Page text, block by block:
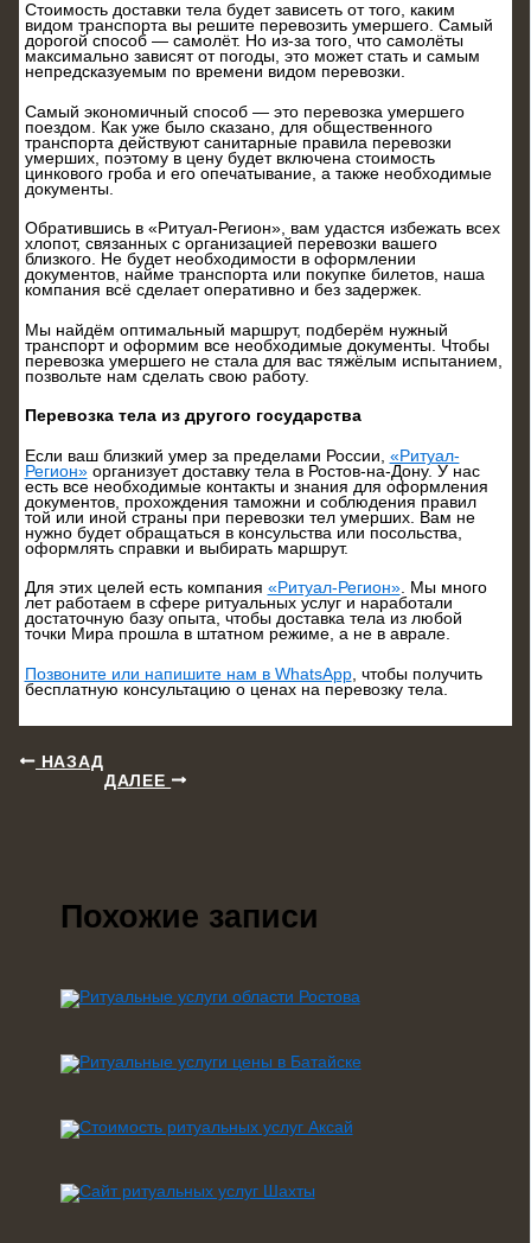
Стоимость доставки тела будет зависеть от того, каким
видом транспорта вы решите перевозить умершего. Самый
дорогой способ — самолёт. Но из-за того, что самолёты
максимально зависят от погоды, это может стать и самым
непредсказуемым по времени видом перевозки.
Самый экономичный способ — это перевозка умершего
поездом. Как уже было сказано, для общественного
транспорта действуют санитарные правила перевозки
умерших, поэтому в цену будет включена стоимость
цинкового гроба и его опечатывание, а также необходимые
документы.
Обратившись в «Ритуал-Регион», вам удастся избежать всех
хлопот, связанных с организацией перевозки вашего
близкого. Не будет необходимости в оформлении
документов, найме транспорта или покупке билетов, наша
компания всё сделает оперативно и без задержек.
Мы найдём оптимальный маршрут, подберём нужный
транспорт и оформим все необходимые документы. Чтобы
перевозка умершего не стала для вас тяжёлым испытанием,
позвольте нам сделать свою работу.
Перевозка тела из другого государства
Если ваш близкий умер за пределами России, «Ритуал-
Регион»организует доставку тела в Ростов-на-Дону. У нас
есть все необходимые контакты и знания для оформления
документов, прохождения таможни и соблюдения правил
той или иной страны при перевозки тел умерших. Вам не
нужно будет обращаться в консульства или посольства,
оформлять справки и выбирать маршрут.
Для этих целей есть компания «Ритуал-Регион». Мы много
лет работаем в сфере ритуальных услуг и наработали
достаточную базу опыта, чтобы доставка тела из любой
точки Мира прошла в штатном режиме, а не в аврале.
Позвоните или напишите нам в WhatsApp, чтобы получить
бесплатную консультацию о ценах на перевозку тела.
НАЗАД
ДАЛЕЕ
Похожие записи